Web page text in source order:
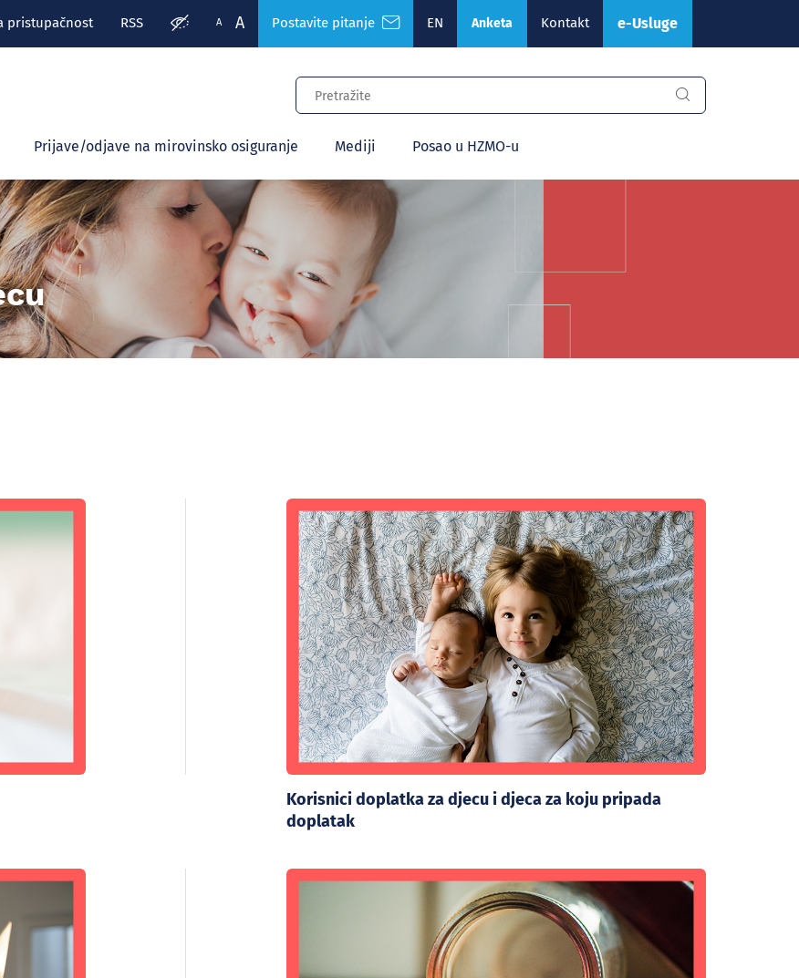
pristupačnost RSS A A Postavite pitanje EN Anketa Kontakt e-Usluge
Prijave/odjave na mirovinsko osiguranje Mediji Posao u HZMO-u
Korisnici doplatka za djecu i djeca za koju pripada
doplatak